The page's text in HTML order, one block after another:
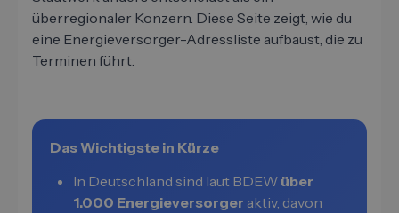
überregionaler Konzern. Diese Seite zeigt, wie du
eine Energieversorger-Adressliste aufbaust, die zu
Terminen führt.
Das Wichtigste in Kürze
In Deutschland sind laut BDEW über
1.000 Energieversorger aktiv, davon